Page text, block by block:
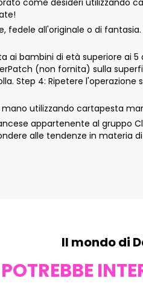
fedele all'originale o di
ai bambini di età superiore
(non fornita) sulla
Step 4: Ripetere
mano utilizzando cartapesta
appartenente al
alle tendenze in materia
Il mondo di